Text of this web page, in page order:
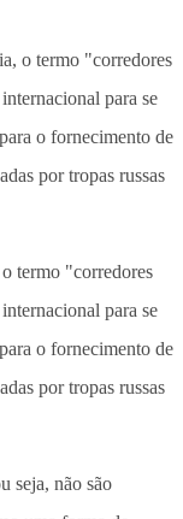
termo "corredores
para se
o fornecimento de
por tropas russas